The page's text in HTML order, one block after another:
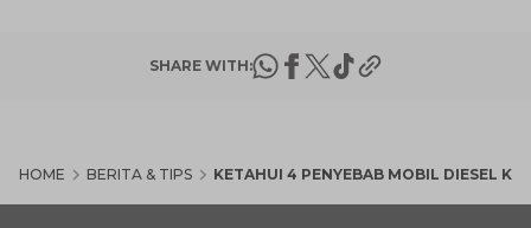
SHARE WITH:
HOME BERITA & TIPS KETAHUI 4 PENYEBAB MOBIL DIESEL